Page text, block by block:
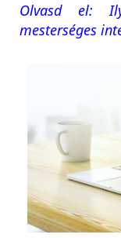
Olvasd el:
mesterséges